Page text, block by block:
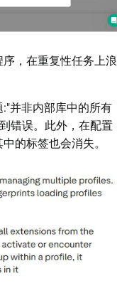
，在重复性任务上浪
并非内部库中的所有
错误。此外，在配置
的标签也会消失。